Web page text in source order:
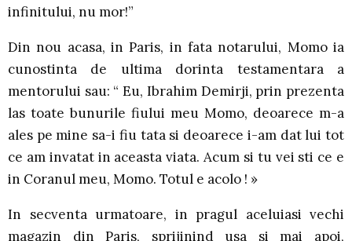
infinitului, nu mor!”
Din nou acasa, in Paris, in fata notarului, Momo ia
cunostinta de ultima dorinta testamentara a
mentorului sau: “ Eu, Ibrahim Demirji, prin prezenta
las toate bunurile fiului meu Momo, deoarece m-a
ales pe mine sa-i fiu tata si deoarece i-am dat lui tot
ce am invatat in aceasta viata. Acum si tu vei sti ce e
in Coranul meu, Momo. Totul e acolo ! »
In secventa urmatoare, in pragul aceluiasi vechi
magazin din Paris, sprijinind usa si mai apoi,